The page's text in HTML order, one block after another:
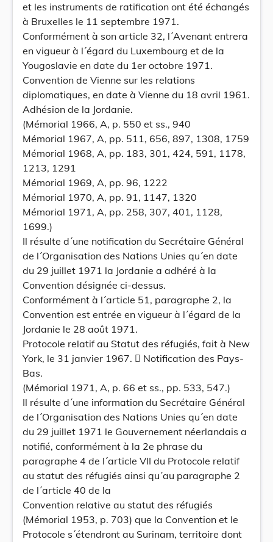
et les instruments de ratification ont été échangés
à Bruxelles le 11 septembre 1971.
Conformément à son article 32, l´Avenant entrera
en vigueur à l´égard du Luxembourg et de la
Yougoslavie en date du 1er octobre 1971.
Convention de Vienne sur les relations
diplomatiques, en date à Vienne du 18 avril 1961.
Adhésion de la Jordanie.
(Mémorial 1966, A, p. 550 et ss., 940
Mémorial 1967, A, pp. 511, 656, 897, 1308, 1759
Mémorial 1968, A, pp. 183, 301, 424, 591, 1178,
1213, 1291
Mémorial 1969, A, pp. 96, 1222
Mémorial 1970, A, pp. 91, 1147, 1320
Mémorial 1971, A, pp. 258, 307, 401, 1128,
1699.)
Il résulte d´une notification du Secrétaire Général
de l´Organisation des Nations Unies qu´en date
du 29 juillet 1971 la Jordanie a adhéré à la
Convention désignée ci-dessus.
Conformément à l´article 51, paragraphe 2, la
Convention est entrée en vigueur à l´égard de la
Jordanie le 28 août 1971.
Protocole relatif au Statut des réfugiés, fait à New
York, le 31 janvier 1967.  Notification des Pays-
Bas.
(Mémorial 1971, A, p. 66 et ss., pp. 533, 547.)
Il résulte d´une information du Secrétaire Général
de l´Organisation des Nations Unies qu´en date
du 29 juillet 1971 le Gouvernement néerlandais a
notifié, conformément à la 2e phrase du
paragraphe 4 de l´article VII du Protocole relatif
au statut des réfugiés ainsi qu´au paragraphe 2
de l´article 40 de la
Convention relative au statut des réfugiés
(Mémorial 1953, p. 703) que la Convention et le
Protocole s´étendront au Surinam, territoire dont